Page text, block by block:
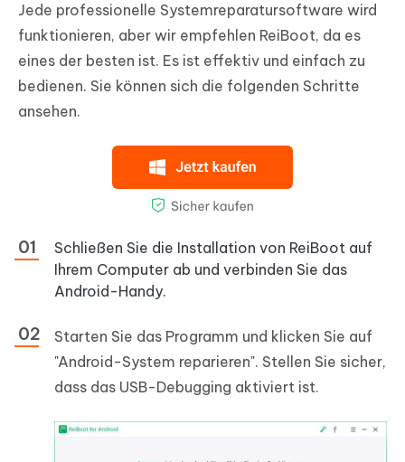
Jede professionelle Systemreparatursoftware wird
funktionieren, aber wir empfehlen ReiBoot, da es
eines der besten ist. Es ist effektiv und einfach zu
bedienen. Sie können sich die folgenden Schritte
ansehen.
Schließen Sie die Installation von ReiBoot auf
Ihrem Computer ab und verbinden Sie das
Android-Handy.
Starten Sie das Programm und klicken Sie auf
"Android-System reparieren". Stellen Sie sicher,
dass das USB-Debugging aktiviert ist.